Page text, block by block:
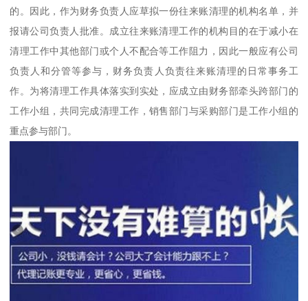
的。因此，作为财务负责人应草拟一份往来账清理的机构名单，并
报请公司负责人批准。成立往来账清理工作的机构目的在于减小在
清理工作中其他部门或个人不配合等工作阻力，因此一般应有公司
负责人和分管等参与，财务负责人负责往来账清理的日常事务工
作。为将清理工作具体落实到实处，应成立由财务部牵头跨部门的
工作小组，共同完成清理工作，销售部门与采购部门是工作小组的
重点参与部门。